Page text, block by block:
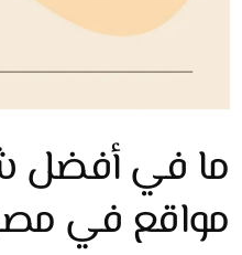
ما في أفضل
مواقع في